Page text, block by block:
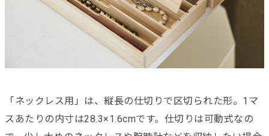
「ネックレス用」は、縦長の仕切りで区切られた形。1マ
スあたりの内寸は28.3×1.6cmです。仕切りは可動式なの